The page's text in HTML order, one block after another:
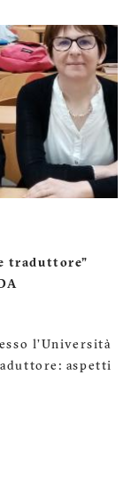
traduttore”
l’Università
aspetti